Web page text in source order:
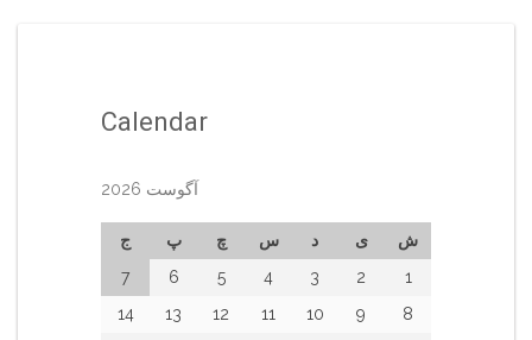
Calendar
آگوست 2026
ش ی د س چ پ
ج
1
2
3
4
5
6
7
8
9
10
11
12
13
14